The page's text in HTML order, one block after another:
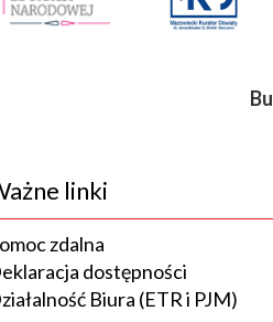
Budżet
linki
zdalna
dostępności
Biura (ETR i PJM)